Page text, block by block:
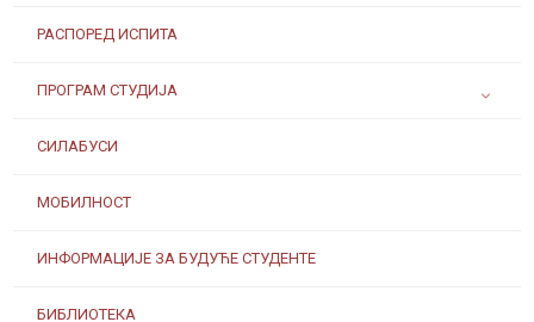
РАСПОРЕД ИСПИТА
ПРОГРАМ СТУДИЈА
СИЛАБУСИ
МОБИЛНОСТ
ИНФОРМАЦИЈЕ ЗА БУДУЋЕ СТУДЕНТЕ
БИБЛИОТЕКА